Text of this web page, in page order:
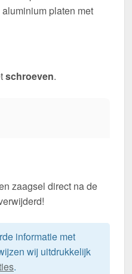
platen met
schroeven.
zaagsel direct na de
informatie met
wij uitdrukkelijk
.